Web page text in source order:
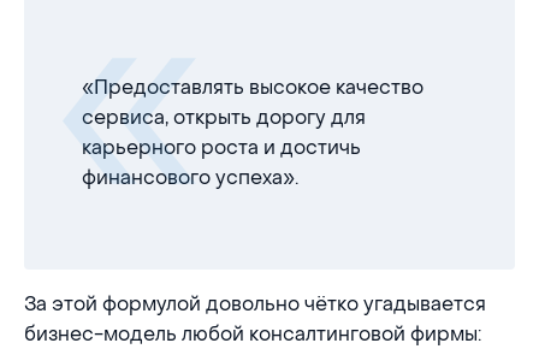
«Предоставлять высокое качество
сервиса, открыть дорогу для
карьерного роста и достичь
финансового успеха».
За этой формулой довольно чётко угадывается
бизнес-модель любой консалтинговой фирмы: